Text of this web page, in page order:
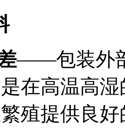
——包装外
在高温高
殖提供良